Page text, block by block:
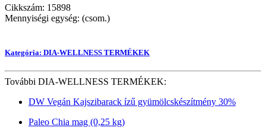
Cikkszám: 15898
Mennyiségi egység: (csom.)
Kategória: DIA-WELLNESS TERMÉKEK
További DIA-WELLNESS TERMÉKEK:
DW Vegán Kajszibarack ízű gyümölcskészítmény 30%
Paleo Chia mag (0,25 kg)